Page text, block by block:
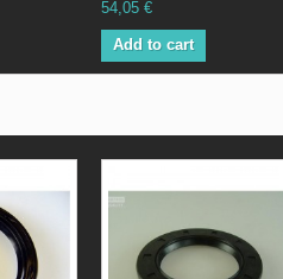
54,05 €
Add to cart